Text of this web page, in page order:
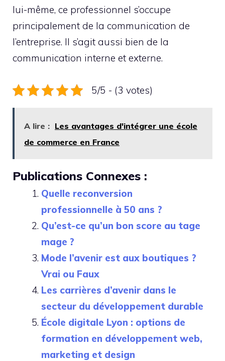
lui-même, ce professionnel s’occupe
principalement de la communication de
l’entreprise. Il s’agit aussi bien de la
communication interne et externe.
5/5 - (3 votes)
A lire : Les avantages d'intégrer une école
de commerce en France
Publications Connexes :
Quelle reconversion
professionnelle à 50 ans ?
Qu’est-ce qu’un bon score au tage
mage ?
Mode l’avenir est aux boutiques ?
Vrai ou Faux
Les carrières d’avenir dans le
secteur du développement durable
École digitale Lyon : options de
formation en développement web,
marketing et design